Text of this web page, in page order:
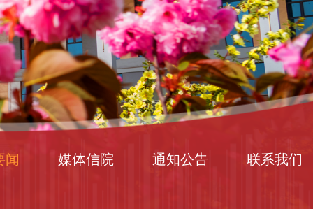
闻 媒体信院 通知公告 联系我们